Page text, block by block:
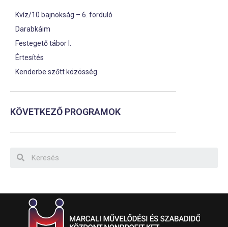
Kvíz/10 bajnokság – 6. forduló
Darabkáim
Festegető tábor I.
Értesítés
Kenderbe szőtt közösség
KÖVETKEZŐ PROGRAMOK